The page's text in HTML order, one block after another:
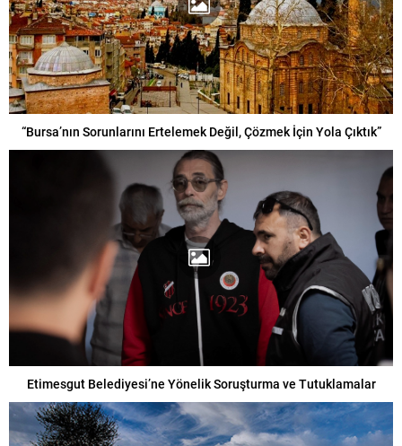
“Bursa’nın Sorunlarını Ertelemek Değil, Çözmek İçin Yola Çıktık”
Etimesgut Belediyesi’ne Yönelik Soruşturma ve Tutuklamalar